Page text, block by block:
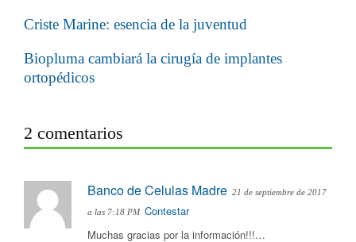
Criste Marine: esencia de la juventud
Biopluma cambiará la cirugía de implantes
ortopédicos
2 comentarios
Banco de Celulas Madre 21 de septiembre de 2017
a las 7:18 PM Contestar
Muchas gracias por la información!!!…